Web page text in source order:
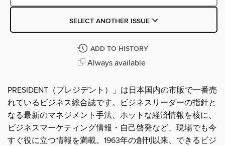
SELECT ANOTHER ISSUE
ADD TO HISTORY
Always available
PRESIDENT（プレジデント）」は日本国内の市販で一番売
れているビジネス総合誌です。ビジネスリーダーの指針と
なる最新のマネジメント手法、ホットな経済情報を核に、
ビジネスマーケティング情報・自己啓発など、現場でも今
すぐ役に立つ情報を満載。1963年の創刊以来、できるビジ